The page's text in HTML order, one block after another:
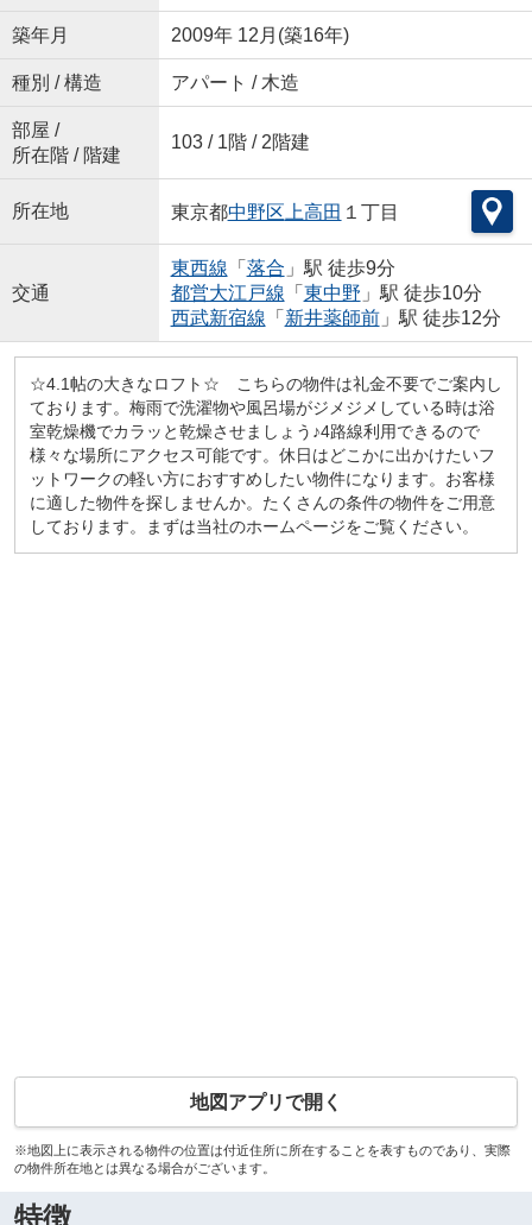
築年月 2009年 12月(築16年)
種別 / 構造 アパート / 木造
部屋 /
所在階 / 階建
103 / 1階 / 2階建
所在地 東京都中野区 上高田 １丁目
交通
東西線 「 落合 」駅 徒歩9分
都営大江戸線 「 東中野 」駅 徒歩10分
西武新宿線 「 新井薬師前」駅 徒歩12分
☆4.1帖の大きなロフト☆ こちらの物件は礼金不要でご案内し
ております。梅雨で洗濯物や風呂場がジメジメしている時は浴
室乾燥機でカラッと乾燥させましょう♪4路線利用できるので
様々な場所にアクセス可能です。休日はどこかに出かけたいフ
ットワークの軽い方におすすめしたい物件になります。お客様
に適した物件を探しませんか。たくさんの条件の物件をご用意
しております。まずは当社のホームページをご覧ください。
地図アプリで開く
※地図上に表示される物件の位置は付近住所に所在することを表すものであり、実際
の物件所在地とは異なる場合がございます。
特徴